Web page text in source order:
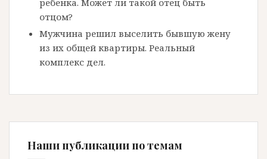
ребенка. Может ли такой отец быть
отцом?
Мужчина решил выселить бывшую жену
из их общей квартиры. Реальный
комплекс дел.
Наши публикации по темам